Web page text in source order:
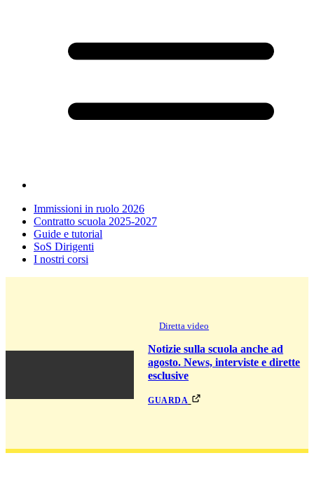
Immissioni in ruolo 2026
Contratto scuola 2025-2027
Guide e tutorial
SoS Dirigenti
I nostri corsi
Diretta video
Notizie sulla scuola anche ad
agosto. News, interviste e dirette
esclusive
guarda